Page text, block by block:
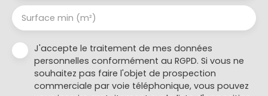
Surface min (m²)
J'accepte le traitement de mes données
personnelles conformément au RGPD. Si vous ne
souhaitez pas faire l'objet de prospection
commerciale par voie téléphonique, vous pouvez